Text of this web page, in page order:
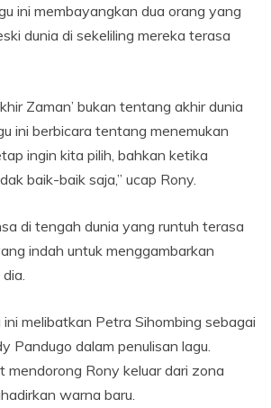
ini membayangkan dua orang yang
dunia di sekeliling mereka terasa
Zaman’ bukan tentang akhir dunia
ini berbicara tentang menemukan
ingin kita pilih, bahkan ketika
baik-baik saja,” ucap Rony.
di tengah dunia yang runtuh terasa
indah untuk menggambarkan
melibatkan Petra Sihombing sebagai
Pandugo dalam penulisan lagu.
mendorong Rony keluar dari zona
warna baru.